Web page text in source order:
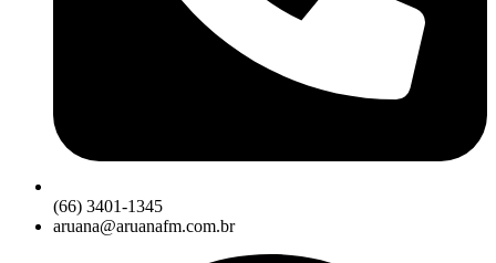
(66) 3401-1345
aruana@aruanafm.com.br